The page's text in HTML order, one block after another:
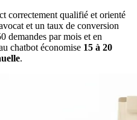
correctement qualifié et orienté
et un taux de conversion
demandes par mois et en
chatbot économise 15 à 20
.